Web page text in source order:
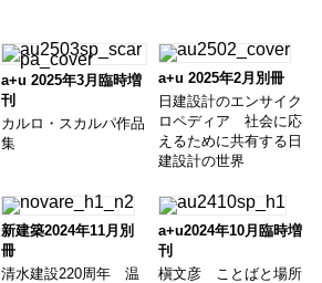
a+u 2025年3月臨時増
刊
カルロ・スカルパ作品
集
a+u 2025年2月別冊
日建設計のエンサイク
ロペディア 社会に応
えるために共有する日
建設計の世界
新建築2024年11月別
冊
清水建設220周年 温
a+u2024年10月臨時増
刊
槇文彦 ことばと場所